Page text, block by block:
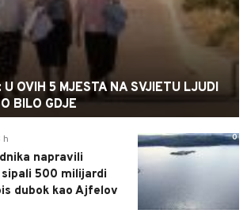
OVIH 5 MJESTA NA SVJIETU LJUDI
BILO GDJE
0
h
napravili
500 milijardi
dubok kao Ajfelov